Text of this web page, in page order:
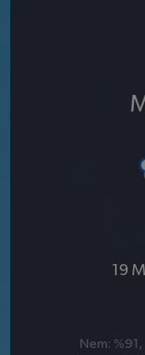
19
Nem: %91,